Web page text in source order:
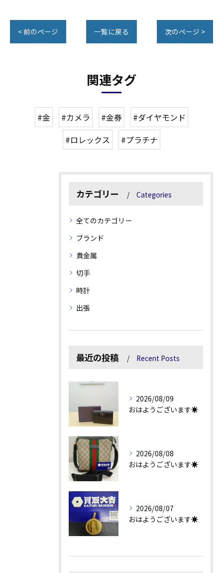
< 前のページ 一覧に戻る 次のページ >
関連タグ
#金 #カメラ #金券
#ダイヤモンド
#ロレックス
#プラチナ
カテゴリー Categories
全てのカテゴリー
ブランド
貴金属
切手
時計
出張
最近の投稿 Recent Posts
2026/08/09
おはようございます☀
2026/08/08
おはようございます☀
2026/08/07
おはようございます☀